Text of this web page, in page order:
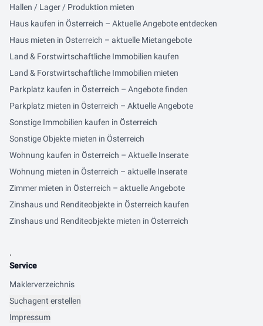
Hallen / Lager / Produktion mieten
Haus kaufen in Österreich – Aktuelle Angebote entdecken
Haus mieten in Österreich – aktuelle Mietangebote
Land & Forstwirtschaftliche Immobilien kaufen
Land & Forstwirtschaftliche Immobilien mieten
Parkplatz kaufen in Österreich – Angebote finden
Parkplatz mieten in Österreich – Aktuelle Angebote
Sonstige Immobilien kaufen in Österreich
Sonstige Objekte mieten in Österreich
Wohnung kaufen in Österreich – Aktuelle Inserate
Wohnung mieten in Österreich – aktuelle Inserate
Zimmer mieten in Österreich – aktuelle Angebote
Zinshaus und Renditeobjekte in Österreich kaufen
Zinshaus und Renditeobjekte mieten in Österreich
.
Service
Maklerverzeichnis
Suchagent erstellen
Impressum